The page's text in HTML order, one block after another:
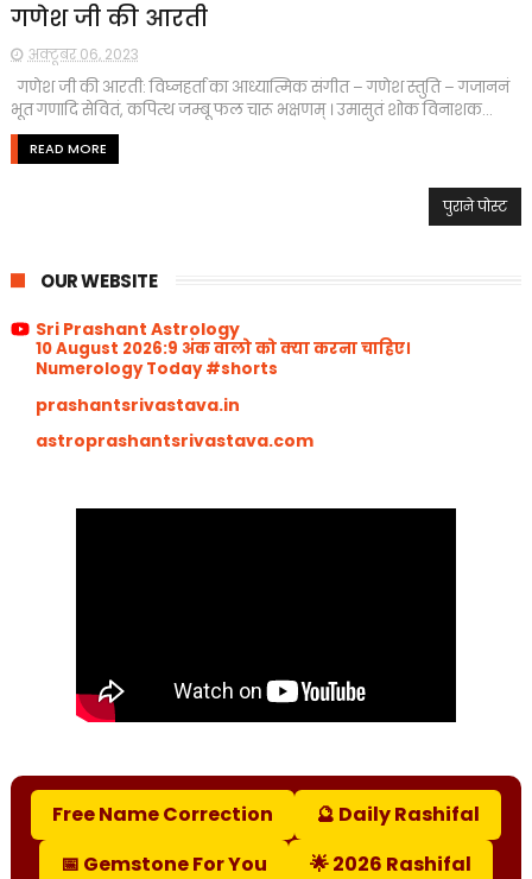
गणेश जी की आरती
अक्टूबर 06, 2023
गणेश जी की आरती: विघ्नहर्ता का आध्यात्मिक संगीत – गणेश स्तुति – गजाननं
भूत गणादि सेवितं, कपित्थ जम्बू फल चारू भक्षणम् । उमासुतं शोक विनाशक...
READ MORE
पुराने पोस्ट
OUR WEBSITE
Sri Prashant Astrology
10 August 2026:9 अंक वालो को क्या करना चाहिए।
Numerology Today #shorts
prashantsrivastava.in
astroprashantsrivastava.com
Free Name Correction
🔮 Daily Rashifal
📅 Gemstone For You
🌟 2026 Rashifal